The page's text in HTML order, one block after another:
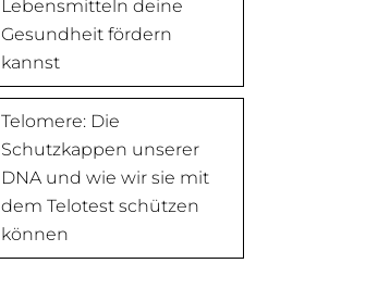
Lebensmitteln deine
Gesundheit fördern
kannst
Telomere: Die
Schutzkappen unserer
DNA und wie wir sie mit
dem Telotest schützen
können